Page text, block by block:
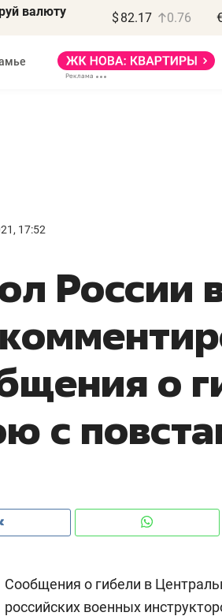
валюту $ 82.17 0.76
17:52
России
о
с
Сообщения о гибели в
российских военных
правил, бизнес может
потерять минимум
Как бизнесу выйти на зарубежные
чем интересен Оман?